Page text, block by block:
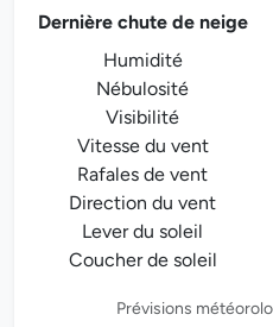
Dernière chute de neige
Humidité
Nébulosité
Visibilité
Vitesse du vent
Rafales de vent
Direction du vent
Lever du soleil
Coucher de soleil
Prévisions